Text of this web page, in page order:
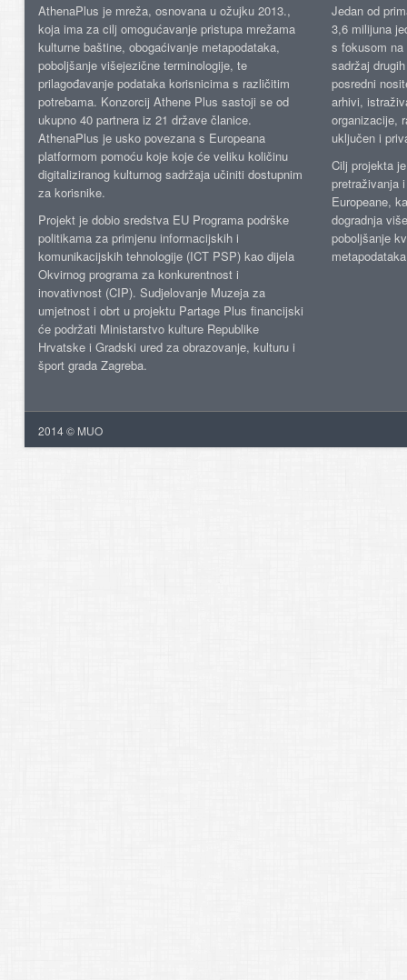
AthenaPlus je mreža, osnovana u ožujku 2013.,
koja ima za cilj omogućavanje pristupa mrežama
kulturne baštine, obogaćivanje metapodataka,
poboljšanje višejezične terminologije, te
prilagođavanje podataka korisnicima s različitim
potrebama. Konzorcij Athene Plus sastoji se od
ukupno 40 partnera iz 21 države članice.
AthenaPlus je usko povezana s Europeana
platformom pomoću koje koje će veliku količinu
digitaliziranog kulturnog sadržaja učiniti dostupnim
za korisnike.
Projekt je dobio sredstva EU Programa podrške
politikama za primjenu informacijskih i
komunikacijskih tehnologije (ICT PSP) kao dijela
Okvirnog programa za konkurentnost i
inovativnost (CIP). Sudjelovanje Muzeja za
umjetnost i obrt u projektu Partage Plus financijski
će podržati Ministarstvo kulture Republike
Hrvatske i Gradski ured za obrazovanje, kulturu i
šport grada Zagreba.
Jedan od
3,6 milijuna
s fokusom
sadržaj
posredni
arhivi,
organizacije,
uključen i
Cilj projekta
pretraživanja
Europeane,
dogradnja
poboljšanje
2014 © MUO